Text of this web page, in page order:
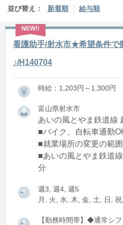
並び替え： 新着順 給与順
看護助手/射水市★希望条件で
♪/H140704
時給：1,203円～1,300円
富山県射水市
あいの風とやま鉄道線
■バイク、自転車通勤
■就業場所の変更の範
■あいの風とやま鉄道
分
週3, 週4, 週5
月, 火, 水, 木, 金, 土, 日,
【勤務時間帯】◆通常シ